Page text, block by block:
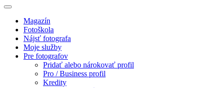
Magazín
Fotoškola
Nájsť fotografa
Moje služby
Pre fotografov
Pridať alebo nárokovať profil
Pro / Business profil
Kredity